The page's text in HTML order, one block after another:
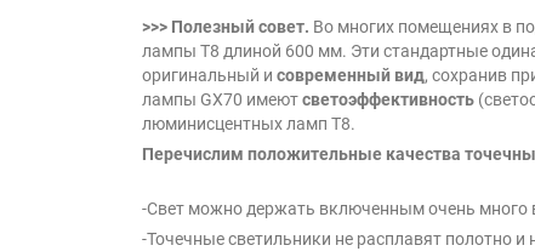
>>> Полезный совет. Во многих помещениях в
лампы Т8 длиной 600 мм. Эти стандартные
оригинальный и современный вид, сохранив
лампы GX70 имеютсветоэффективность
люминисцентных ламп Т8.
Перечислим положительные качества
-Свет можно держать включенным очень много
-Точечные светильники не расплавят полотно